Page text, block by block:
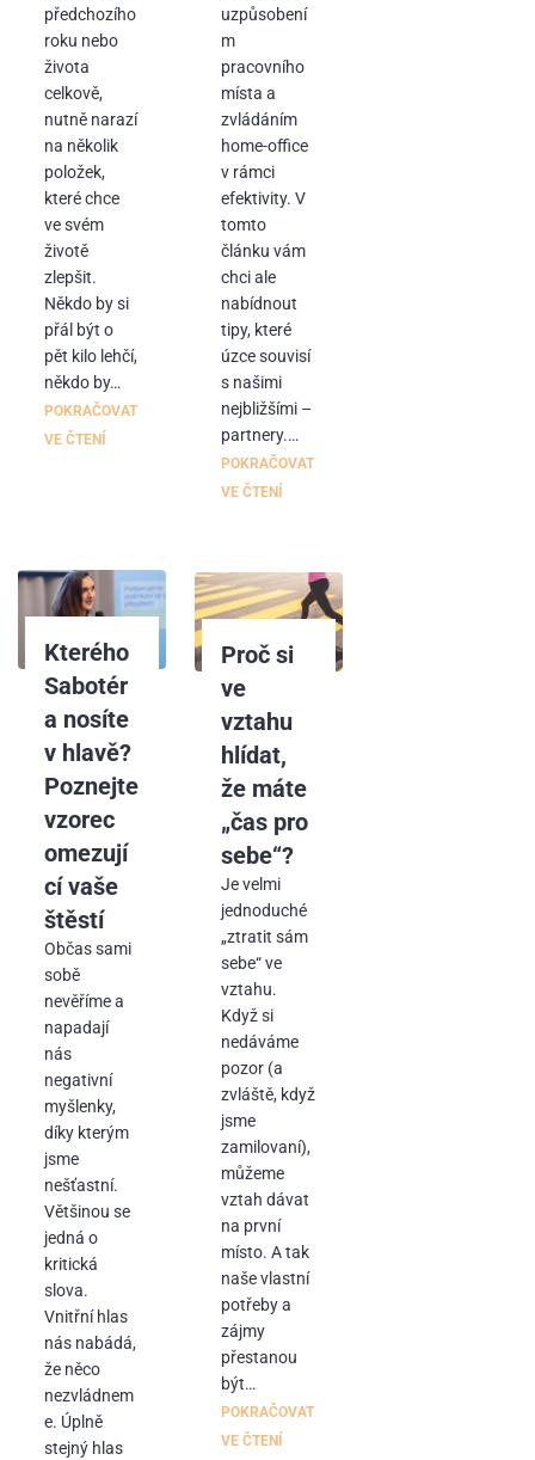
uzpůsobení
m
pracovního
místa a
zvládáním
home-office
v rámci
efektivity. V
tomto
článku vám
chci ale
nabídnout
tipy, které
úzce souvisí
s našimi
nejbližšími –
partnery.…
POKRAČOVAT
VE ČTENÍ
předchozího
roku nebo
života
celkově,
nutně narazí
na několik
položek,
které chce
ve svém
životě
zlepšit.
Někdo by si
přál být o
pět kilo lehčí,
někdo by…
POKRAČOVAT
VE ČTENÍ
Kterého
Sabotér
a nosíte
v hlavě?
Poznejte
vzorec
omezují
cí vaše
štěstí
Občas sami
sobě
nevěříme a
napadají
nás
negativní
myšlenky,
díky kterým
jsme
nešťastní.
Většinou se
jedná o
kritická
slova.
Vnitřní hlas
nás nabádá,
že něco
nezvládnem
e. Úplně
stejný hlas
Proč si
ve
vztahu
hlídat,
že máte
„čas pro
sebe“?
Je velmi
jednoduché
„ztratit sám
sebe“ ve
vztahu.
Když si
nedáváme
pozor (a
zvláště, když
jsme
zamilovaní),
můžeme
vztah dávat
na první
místo. A tak
naše vlastní
potřeby a
zájmy
přestanou
být…
POKRAČOVAT
VE ČTENÍ